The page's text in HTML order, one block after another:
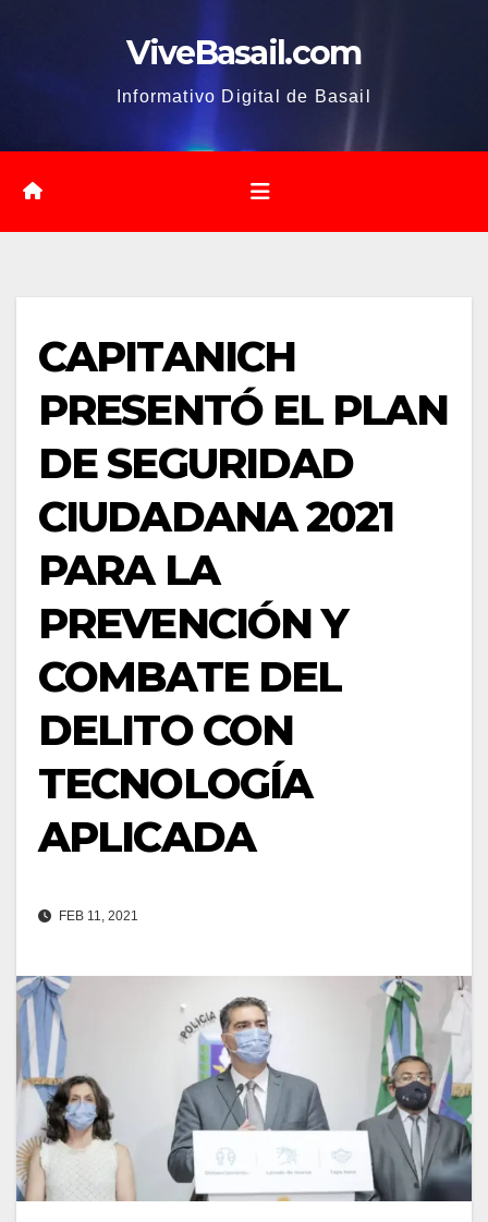
ViveBasail.com
Informativo Digital de Basail
CAPITANICH
PRESENTÓ EL PLAN
DE SEGURIDAD
CIUDADANA 2021
PARA LA
PREVENCIÓN Y
COMBATE DEL
DELITO CON
TECNOLOGÍA
APLICADA
FEB 11, 2021